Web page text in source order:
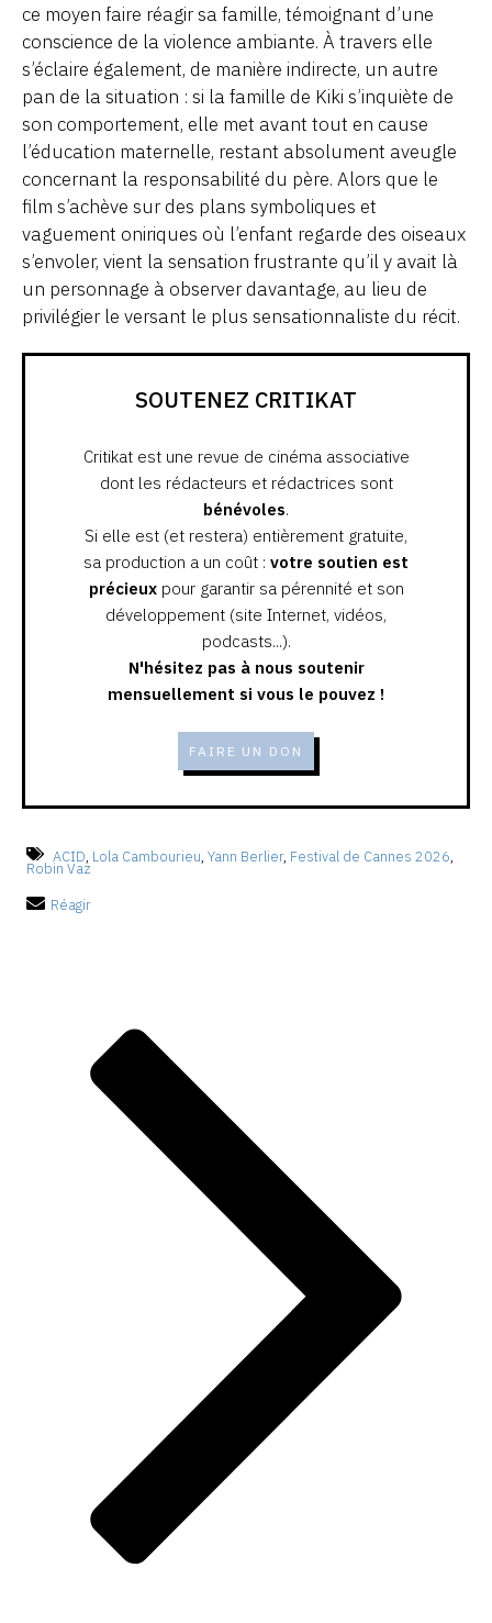
ce moyen faire réagir sa famille, témoignant d’une
conscience de la violence ambiante. À travers elle
s’éclaire également, de manière indirecte, un autre
pan de la situation : si la famille de Kiki s’inquiète de
son comportement, elle met avant tout en cause
l’éducation maternelle, restant absolument aveugle
concernant la responsabilité du père. Alors que le
film s’achève sur des plans symboliques et
vaguement oniriques où l’enfant regarde des oiseaux
s’envoler, vient la sensation frustrante qu’il y avait là
un personnage à observer davantage, au lieu de
privilégier le versant le plus sensationnaliste du récit.
SOUTENEZ CRITIKAT
Critikat est une revue de cinéma associative
dont les rédacteurs et rédactrices sont
bénévoles.
Si elle est (et restera) entièrement gratuite,
sa production a un coût : votre soutien est
précieuxpour garantir sa pérennité et son
développement (site Internet, vidéos,
podcasts...).
N'hésitez pas à nous soutenir
mensuellement si vous le pouvez !
FAIRE UN DON
ACID, Lola Cambourieu, Yann Berlier, Festival de Cannes 2026,
Robin Vaz
Réagir